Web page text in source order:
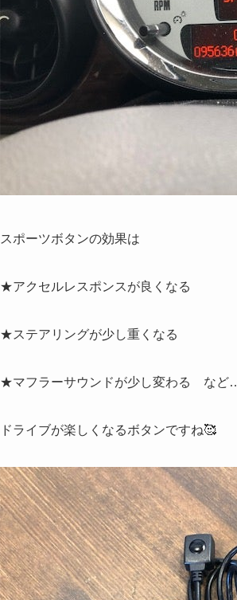
スポーツボタンの効果は
★アクセルレスポンスが良くなる
★ステアリングが少し重くなる
★マフラーサウンドが少し変わる など
ドライブが楽しくなるボタンですね🥰